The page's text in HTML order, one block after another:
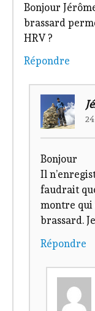
Bonjour
brassard
HRV ?
Répondre
Bonjour
Il
faudrait
montre qui
brassard.
Répondre